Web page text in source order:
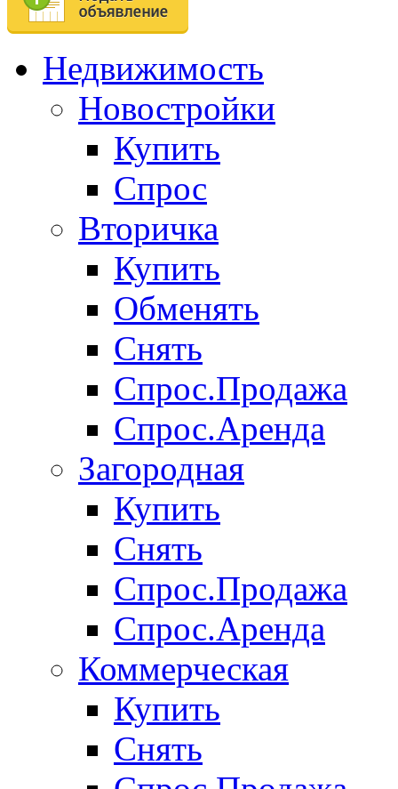
Недвижимость
Новостройки
Купить
Спрос
Вторичка
Купить
Обменять
Снять
Спрос.Продажа
Спрос.Аренда
Загородная
Купить
Снять
Спрос.Продажа
Спрос.Аренда
Коммерческая
Купить
Снять